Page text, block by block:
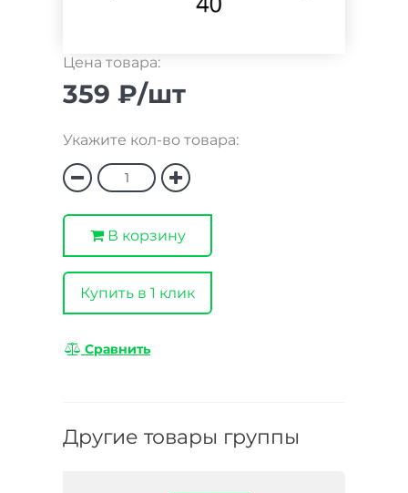
Цена товара:
359 ₽/шт
Укажите кол-во товара:
В корзину
Купить в 1 клик
Сравнить
Другие товары группы